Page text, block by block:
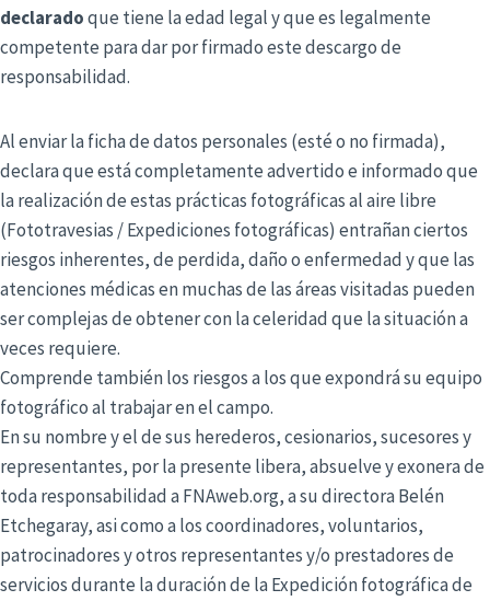
declaradoque tiene la edad legal y que es legalmente
competente para dar por firmado este descargo de
responsabilidad.
Al enviar la ficha de datos personales (esté o no firmada),
declara que está completamente advertido e informado que
la realización de estas prácticas fotográficas al aire libre
(Fototravesias / Expediciones fotográficas) entrañan ciertos
riesgos inherentes, de perdida, daño o enfermedad y que las
atenciones médicas en muchas de las áreas visitadas pueden
ser complejas de obtener con la celeridad que la situación a
veces requiere.
Comprende también los riesgos a los que expondrá su equipo
fotográfico al trabajar en el campo.
En su nombre y el de sus herederos, cesionarios, sucesores y
representantes, por la presente libera, absuelve y exonera de
toda responsabilidad a FNAweb.org, a su directora Belén
Etchegaray, asi como a los coordinadores, voluntarios,
patrocinadores y otros representantes y/o prestadores de
servicios durante la duración de la Expedición fotográfica de